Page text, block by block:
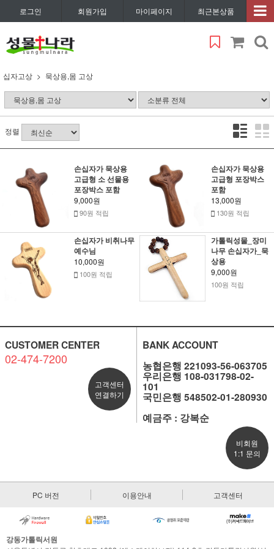
로그인 회원가입 마이페이지 최근본상품
십자고상 묵상용,몸 고상
정렬
손십자가 묵상용
고급형 소 선물용
포장박스 포함
9,000원
90원 적립
손십자가 묵상용
고급형 포장박스
포함
13,000원
130원 적립
손십자가 비취나무
예수님
10,000원
100원 적립
가톨릭성물_장미
나무 손십자가_묵
상용
9,000원
100원 적립
CUSTOMER CENTER
02-474-7200
고객센터
연결하기
BANK ACCOUNT
농협은행 221093-56-063705
우리은행 108-031798-02-
101
국민은행 548502-01-280930
예금주 : 강복순
비회원
1:1 문의
PC 버전 이용안내 고객센터
강동가톨릭서원